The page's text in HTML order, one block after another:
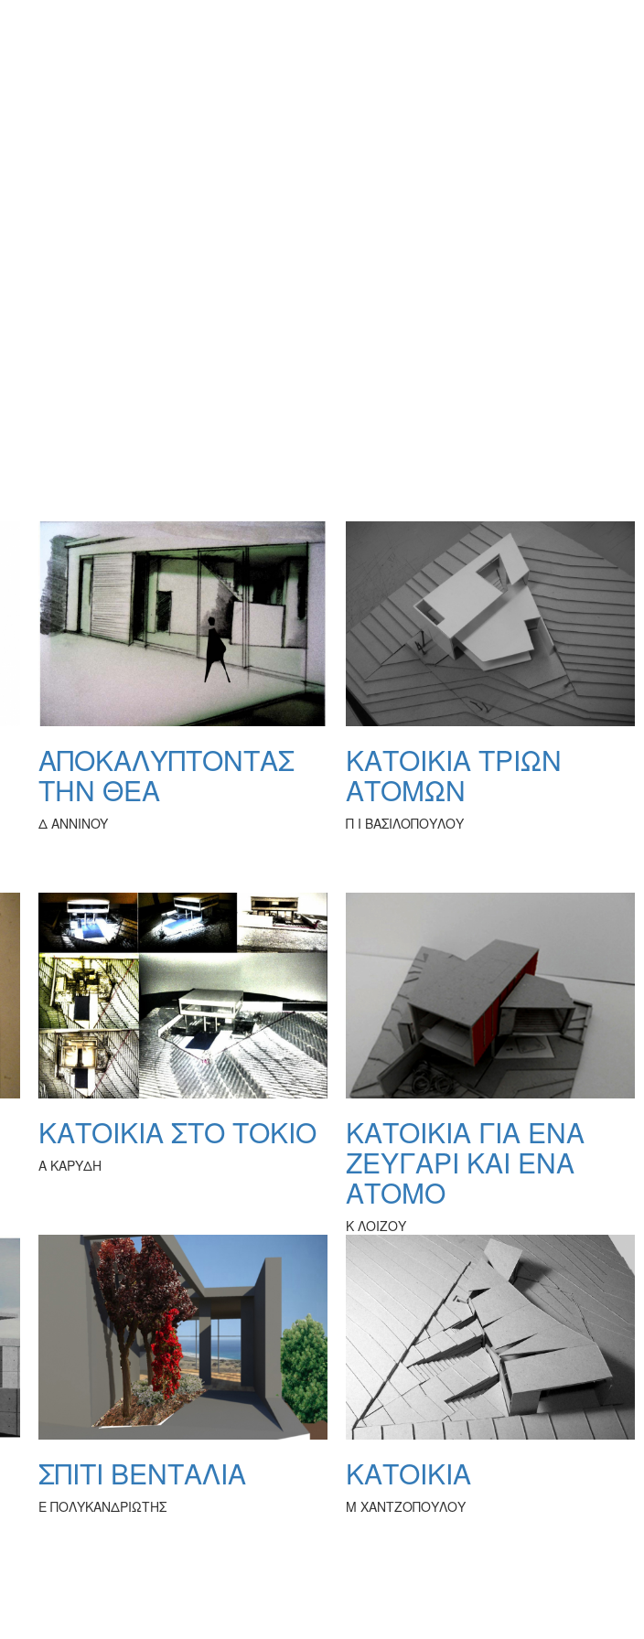
ΑΠΟΚΑΛΥΠΤΟΝΤΑΣ
ΤΗΝ ΘΕΑ
Δ ANNINOY
ΚΑΤΟΙΚΙΑ ΤΡΙΩΝ
ΑΤΟΜΩΝ
Π Ι ΒΑΣΙΛΟΠΟΥΛΟΥ
ΚΑΤΟΙΚΙΑ ΣΤΟ ΤΟΚΙΟ
Α ΚΑΡΥΔΗ
ΚΑΤΟΙΚΙΑ ΓΙΑ ΕΝΑ
ΖΕΥΓΑΡΙ ΚΑΙ ΕΝΑ
ΑΤΟΜΟ
Κ ΛΟΙΖΟΥ
ΣΠΙΤΙ ΒΕΝΤΑΛΙΑ
Ε ΠΟΛΥΚΑΝΔΡΙΩΤΗΣ
ΚΑΤΟΙΚΙΑ
Μ ΧΑΝΤΖΟΠΟΥΛΟΥ